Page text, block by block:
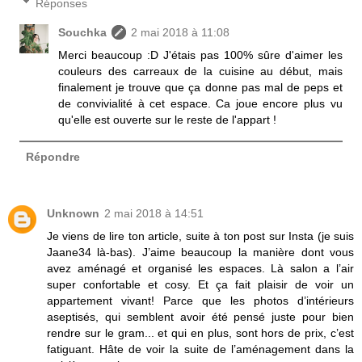
Réponses
Souchka
2 mai 2018 à 11:08
Merci beaucoup :D J'étais pas 100% sûre d'aimer les
couleurs des carreaux de la cuisine au début, mais
finalement je trouve que ça donne pas mal de peps et
de convivialité à cet espace. Ca joue encore plus vu
qu'elle est ouverte sur le reste de l'appart !
Répondre
Unknown 2 mai 2018 à 14:51
Je viens de lire ton article, suite à ton post sur Insta (je suis
Jaane34 là-bas). J’aime beaucoup la manière dont vous
avez aménagé et organisé les espaces. Là salon a l’air
super confortable et cosy. Et ça fait plaisir de voir un
appartement vivant! Parce que les photos d’intérieurs
aseptisés, qui semblent avoir été pensé juste pour bien
rendre sur le gram... et qui en plus, sont hors de prix, c’est
fatiguant. Hâte de voir la suite de l’aménagement dans la